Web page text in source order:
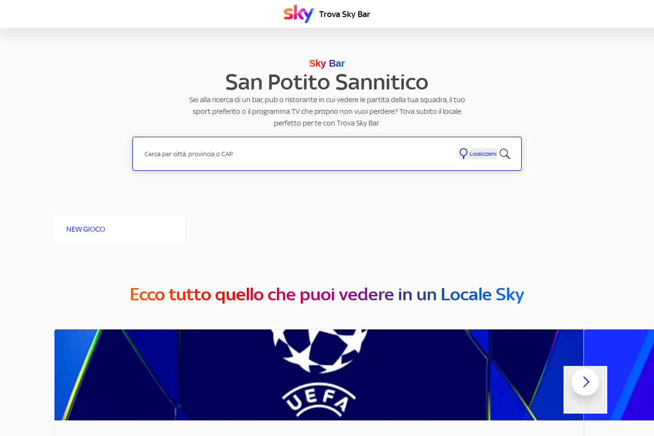
Trova Sky Bar
Sky Bar
San Potito Sannitico
Sei alla ricerca di un bar, pub o ristorante in cui vedere le partita della tua squadra, il tuo
sport preferito o il programma TV che proprio non vuoi perdere? Tova subito il locale
perfetto per te con Trova Sky Bar.
Localizzami
NEW GIOCO
Ecco tutto quello che puoi vedere in un Locale Sky